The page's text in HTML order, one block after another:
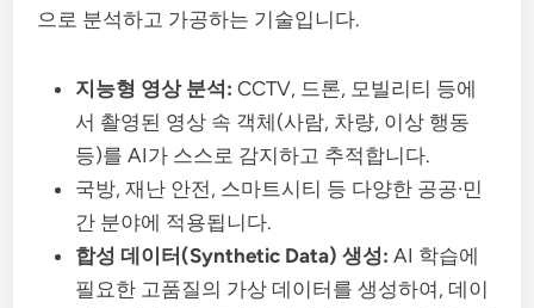
으로 분석하고 가공하는 기술입니다.
지능형 영상 분석: CCTV, 드론, 모빌리티 등에
서 촬영된 영상 속 객체(사람, 차량, 이상 행동
등)를 AI가 스스로 감지하고 추적합니다.
국방, 재난 안전, 스마트시티 등 다양한 공공·민
간 분야에 적용됩니다.
합성 데이터(Synthetic Data) 생성: AI 학습에
필요한 고품질의 가상 데이터를 생성하여, 데이